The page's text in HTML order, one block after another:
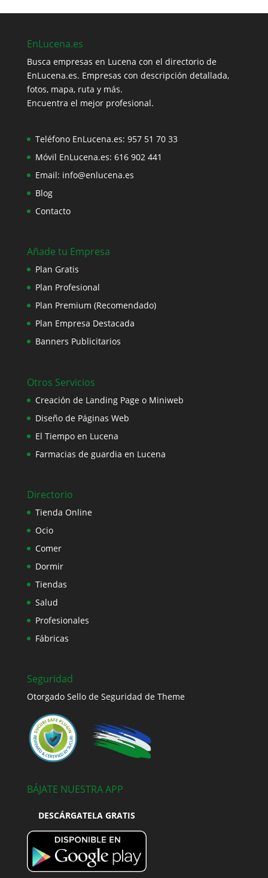
EnLucena.es
Busca empresas en Lucena con el directorio de
EnLucena.es. Empresas con descripción detallada,
fotos, mapa, ruta y más.
Encuentra el mejor profesional.
Teléfono EnLucena.es: 957 51 70 33
Móvil EnLucena.es: 616 902 441
Email: info@enlucena.es
Blog
Contacto
Añade tu Empresa
Plan Gratis
Plan Profesional
Plan Premium (Recomendado)
Plan Empresa Destacada
Banners Publicitarios
Otros Servicios
Creación de Landing Page o Miniweb
Diseño de Páginas Web
El Tiempo en Lucena
Farmacias de guardia en Lucena
Directorio
Tienda Online
Ocio
Comer
Dormir
Tiendas
Salud
Profesionales
Fábricas
Seguridad
Otorgado Sello de Seguridad de Theme
BÁJATE NUESTRA APP
DESCÁRGATELA GRATIS